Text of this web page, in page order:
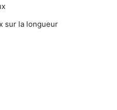
sur la longueur